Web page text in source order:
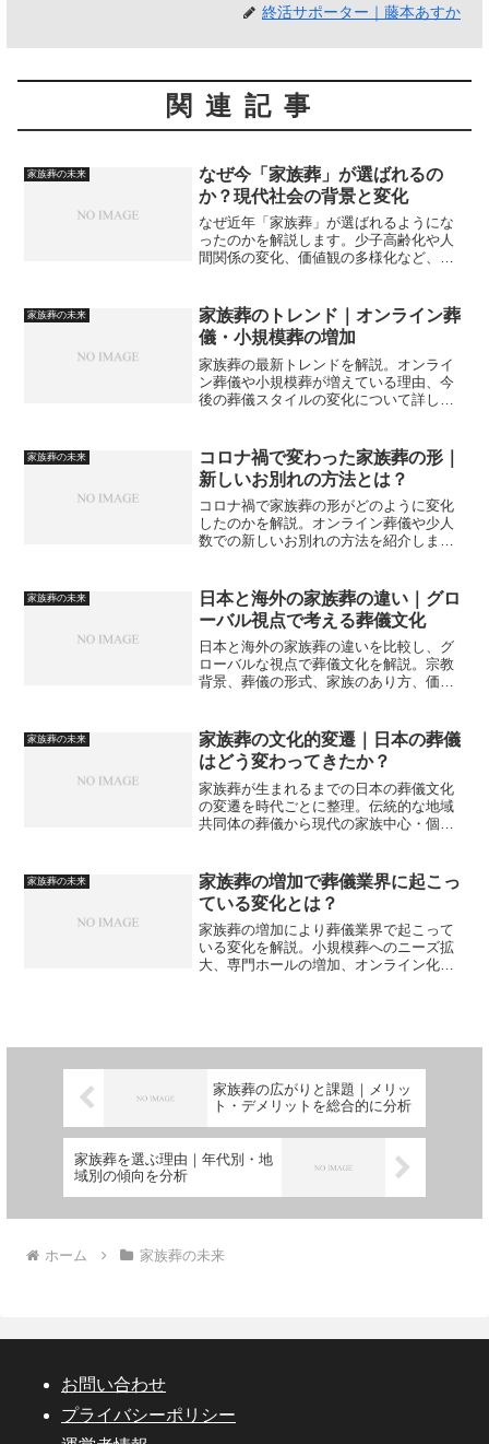
終活サポーター｜藤本あすか
関連記事
家族葬の未来
なぜ今「家族葬」が選ばれるの
か？現代社会の背景と変化
なぜ近年「家族葬」が選ばれるようにな
ったのかを解説します。少子高齢化や人
間関係の変化、価値観の多様化など、現
家族葬の未来
家族葬のトレンド｜オンライン葬
儀・小規模葬の増加
家族葬の最新トレンドを解説。オンライ
ン葬儀や小規模葬が増えている理由、今
後の葬儀スタイルの変化について詳しく
家族葬の未来
コロナ禍で変わった家族葬の形｜
新しいお別れの方法とは？
コロナ禍で家族葬の形がどのように変化
したのかを解説。オンライン葬儀や少人
数での新しいお別れの方法を紹介しま
家族葬の未来
日本と海外の家族葬の違い｜グロ
ーバル視点で考える葬儀文化
日本と海外の家族葬の違いを比較し、グ
ローバルな視点で葬儀文化を解説。宗教
背景、葬儀の形式、家族のあり方、価値
家族葬の未来
家族葬の文化的変遷｜日本の葬儀
はどう変わってきたか？
家族葬が生まれるまでの日本の葬儀文化
の変遷を時代ごとに整理。伝統的な地域
共同体の葬儀から現代の家族中心・個人
家族葬の未来
家族葬の増加で葬儀業界に起こっ
ている変化とは？
家族葬の増加により葬儀業界で起こって
いる変化を解説。小規模葬へのニーズ拡
大、専門ホールの増加、オンライン化、
家族葬の広がりと課題｜メリッ
ト・デメリットを総合的に分析
家族葬を選ぶ理由｜年代別・地
域別の傾向を分析
ホーム 家族葬の未来
お問い合わせ
プライバシーポリシー